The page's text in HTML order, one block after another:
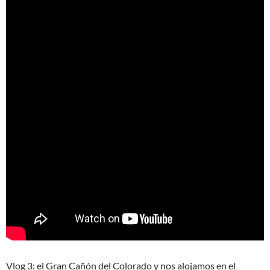
Vlog 3: el Gran Cañón del Colorado y nos alojamos en el